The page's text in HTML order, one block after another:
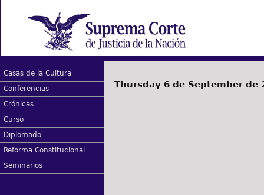
Casas de la Cultura
Conferencias
Crónicas
Curso
Diplomado
Reforma Constitucional
Seminarios
Thursday 6 de September de